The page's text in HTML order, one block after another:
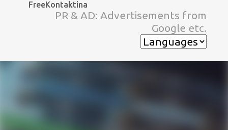
スキップしてメイン コンテンツに移動
FreeKontaktina
PR & AD: Advertisements from
Google etc.